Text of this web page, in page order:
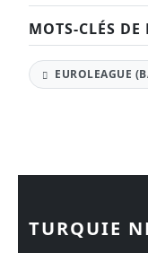
MOTS-CLÉS DE
EUROLEAGUE
TURQUIE